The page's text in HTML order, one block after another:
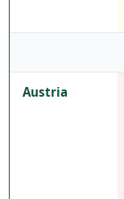
Austria